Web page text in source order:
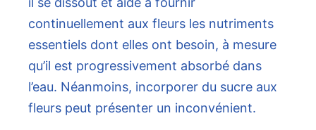
continuellement aux fleurs les nutriments
essentiels dont elles ont besoin, à mesure
qu’il est progressivement absorbé dans
l’eau. Néanmoins, incorporer du sucre aux
fleurs peut présenter un inconvénient.